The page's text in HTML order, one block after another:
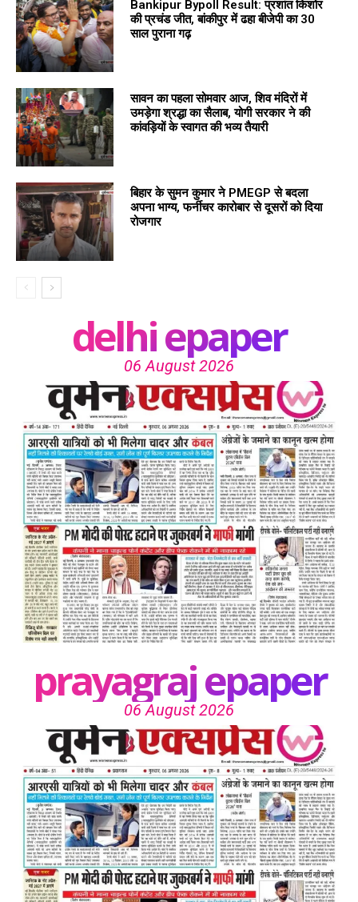
Bankipur Bypoll Result: प्रशांत किशोर
की प्रचंड जीत, बांकीपुर में ढहा बीजेपी का 30
साल पुराना गढ़
सावन का पहला सोमवार आज, शिव मंदिरों में
उमड़ेगा श्रद्धा का सैलाब, योगी सरकार ने की
कांवड़ियों के स्वागत की भव्य तैयारी
बिहार के सुमन कुमार ने PMEGP से बदला
अपना भाग्य, फर्नीचर कारोबार से दूसरों को दिया
रोजगार
delhi epaper
06 August 2026
prayagraj epaper
06 August 2026